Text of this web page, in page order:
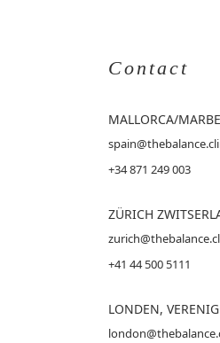
Contact
MALLORCA/
+34 871 249 003
ZÜRICH
+41 44 500 5111
LONDEN,